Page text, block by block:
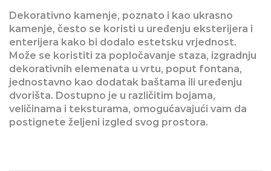
Dekorativno kamenje, poznato i kao ukrasno
kamenje, često se koristi u uređenju eksterijera i
enterijera kako bi dodalo estetsku vrjednost.
Može se koristiti za popločavanje staza, izgradnju
dekorativnih elemenata u vrtu, poput fontana,
jednostavno kao dodatak baštama ili uređenju
dvorišta. Dostupno je u različitim bojama,
veličinama i teksturama, omogućavajući vam da
postignete željeni izgled svog prostora.